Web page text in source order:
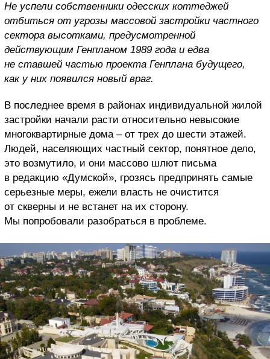
Не успели собственники одесских коттеджей
отбиться от угрозы массовой застройки частного
сектора высотками, предусмотренной
действующим Генпланом 1989 года и едва
не ставшей частью проекта Генплана будущего,
как у них появился новый враг.
В последнее время в районах индивидуальной жилой
застройки начали расти относительно невысокие
многоквартирные дома – от трех до шести этажей.
Людей, населяющих частный сектор, понятное дело,
это возмутило, и они массово шлют письма
в редакцию «Думской», грозясь предпринять самые
серьезные меры, ежели власть не очистится
от скверны и не встанет на их сторону.
Мы попробовали разобраться в проблеме.